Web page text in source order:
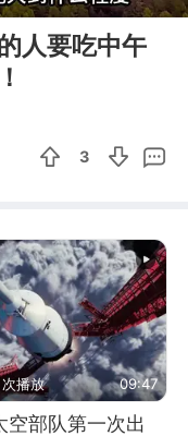
人要吃中午
3
播放 09:47
空部队第一次出